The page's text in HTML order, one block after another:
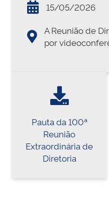
15/05/2026
A Reunião de
por
Pauta da 100ª
Reunião
Extraordinária de
Diretoria